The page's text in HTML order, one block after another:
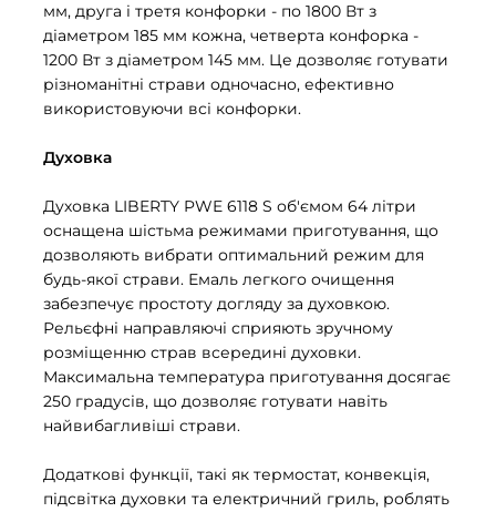
мм, друга і третя конфорки - по 1800 Вт з
діаметром 185 мм кожна, четверта конфорка -
1200 Вт з діаметром 145 мм. Це дозволяє готувати
різноманітні страви одночасно, ефективно
використовуючи всі конфорки.
Духовка
Духовка LIBERTY PWE 6118 S об'ємом 64 літри
оснащена шістьма режимами приготування, що
дозволяють вибрати оптимальний режим для
будь-якої страви. Емаль легкого очищення
забезпечує простоту догляду за духовкою.
Рельєфні направляючі сприяють зручному
розміщенню страв всередині духовки.
Максимальна температура приготування досягає
250 градусів, що дозволяє готувати навіть
найвибагливіші страви.
Додаткові функції, такі як термостат, конвекція,
підсвітка духовки та електричний гриль, роблять